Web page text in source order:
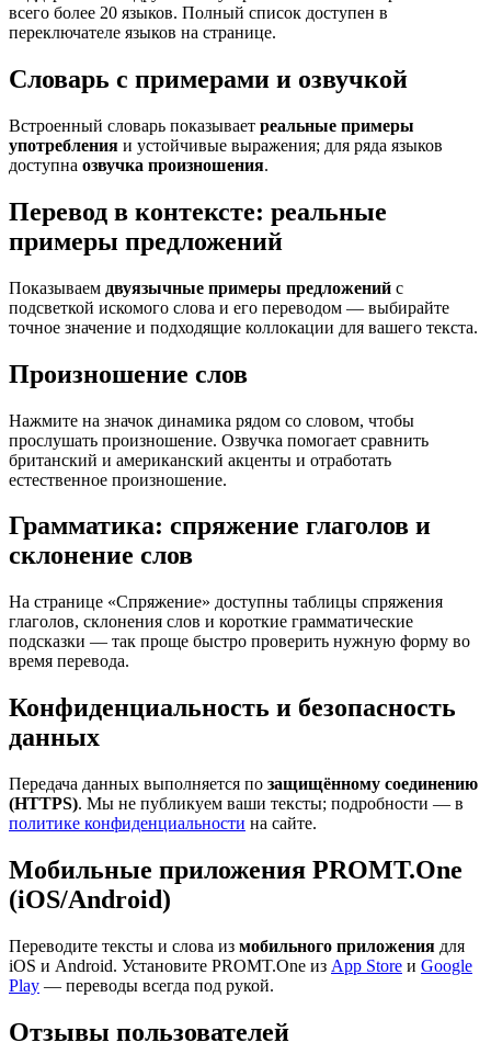
всего более 20 языков. Полный список доступен в
переключателе языков на странице.
Словарь с примерами и озвучкой
Встроенный словарь показывает реальные примеры
употребления и устойчивые выражения; для ряда языков
доступна озвучка произношения.
Перевод в контексте: реальные
примеры предложений
Показываем двуязычные примеры предложений с
подсветкой искомого слова и его переводом — выбирайте
точное значение и подходящие коллокации для вашего текста.
Произношение слов
Нажмите на значок динамика рядом со словом, чтобы
прослушать произношение. Озвучка помогает сравнить
британский и американский акценты и отработать
естественное произношение.
Грамматика: спряжение глаголов и
склонение слов
На странице «Спряжение» доступны таблицы спряжения
глаголов, склонения слов и короткие грамматические
подсказки — так проще быстро проверить нужную форму во
время перевода.
Конфиденциальность и безопасность
данных
Передача данных выполняется по защищённому соединению
(HTTPS). Мы не публикуем ваши тексты; подробности — в
политике конфиденциальности на сайте.
Мобильные приложения PROMT.One
(iOS/Android)
Переводите тексты и слова из мобильного приложения для
iOS и Android. Установите PROMT.One из App Store и Google
Play — переводы всегда под рукой.
Отзывы пользователей